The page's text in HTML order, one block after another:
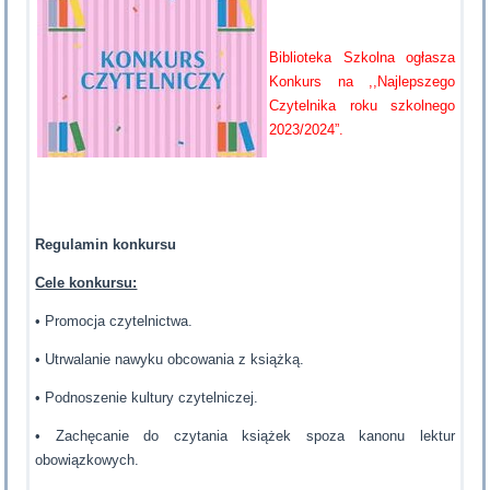
Biblioteka Szkolna ogłasza
Konkurs na ,,Najlepszego
Czytelnika roku szkolnego
2023/2024”.
Regulamin konkursu
Cele konkursu:
• Promocja czytelnictwa.
• Utrwalanie nawyku obcowania z książką.
• Podnoszenie kultury czytelniczej.
• Zachęcanie do czytania książek spoza kanonu lektur
obowiązkowych.